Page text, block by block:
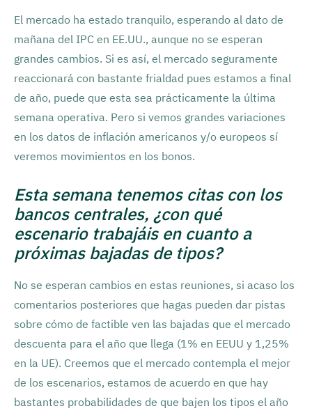
El mercado ha estado tranquilo, esperando al dato de
mañana del IPC en EE.UU., aunque no se esperan
grandes cambios. Si es así, el mercado seguramente
reaccionará con bastante frialdad pues estamos a final
de año, puede que esta sea prácticamente la última
semana operativa. Pero si vemos grandes variaciones
en los datos de inflación americanos y/o europeos sí
veremos movimientos en los bonos.
Esta semana tenemos citas con los
bancos centrales, ¿con qué
escenario trabajáis en cuanto a
próximas bajadas de tipos?
No se esperan cambios en estas reuniones, si acaso los
comentarios posteriores que hagas pueden dar pistas
sobre cómo de factible ven las bajadas que el mercado
descuenta para el año que llega (1% en EEUU y 1,25%
en la UE). Creemos que el mercado contempla el mejor
de los escenarios, estamos de acuerdo en que hay
bastantes probabilidades de que bajen los tipos el año